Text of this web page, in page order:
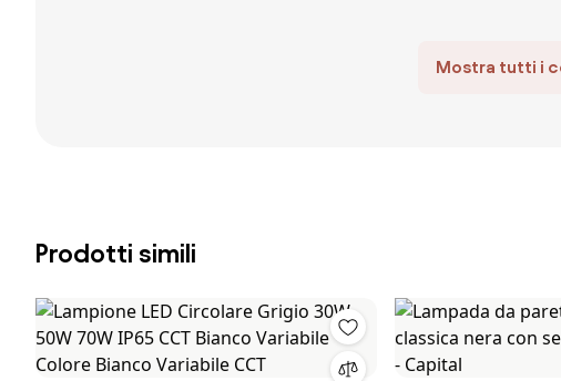
Mostra tutti i
Prodotti simili